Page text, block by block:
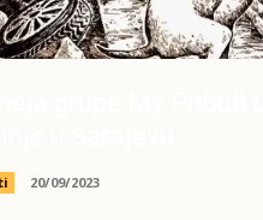
20/09/2023